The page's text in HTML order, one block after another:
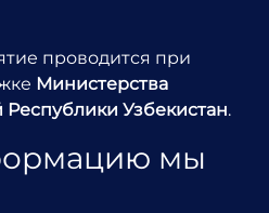
проводится при
Министерства
Узбекистан.
мы